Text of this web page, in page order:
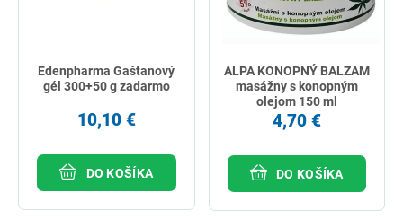
Edenpharma Gaštanový
gél 300+50 g zadarmo
10,10 €
DO KOŠÍKA
ALPA KONOPNÝ BALZAM
masážny s konopným
olejom 150 ml
4,70 €
DO KOŠÍKA